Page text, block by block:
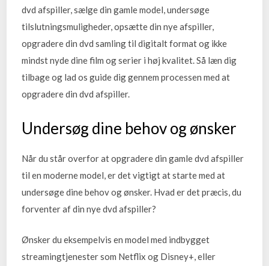
dvd afspiller, sælge din gamle model, undersøge
tilslutningsmuligheder, opsætte din nye afspiller,
opgradere din dvd samling til digitalt format og ikke
mindst nyde dine film og serier i høj kvalitet. Så læn dig
tilbage og lad os guide dig gennem processen med at
opgradere din dvd afspiller.
Undersøg dine behov og ønsker
Når du står overfor at opgradere din gamle dvd afspiller
til en moderne model, er det vigtigt at starte med at
undersøge dine behov og ønsker. Hvad er det præcis, du
forventer af din nye dvd afspiller?
Ønsker du eksempelvis en model med indbygget
streamingtjenester som Netflix og Disney+, eller